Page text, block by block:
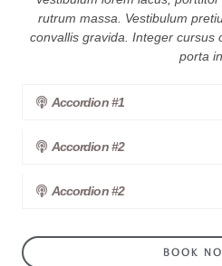
rutrum massa. Vestibulum
convallis gravida. Integer cursus
porta in.
Accordion #1
Accordion #2
Accordion #2
BOOK